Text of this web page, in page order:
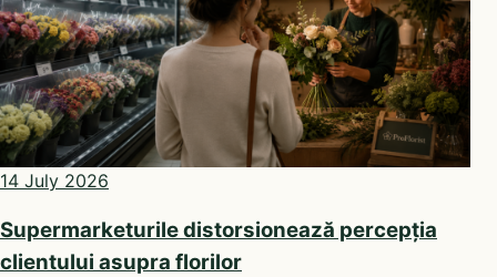
14 July 2026
Supermarketurile distorsionează percepția
clientului asupra florilor